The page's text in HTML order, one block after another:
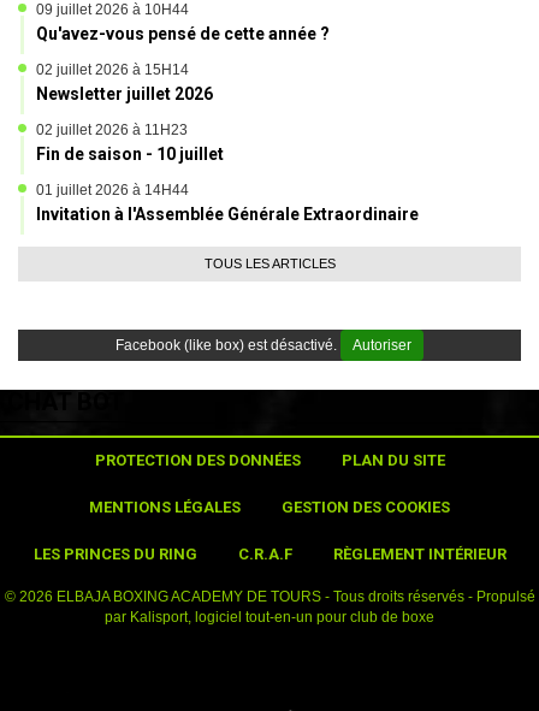
09 juillet 2026 à 10H44
Qu'avez-vous pensé de cette année ?
02 juillet 2026 à 15H14
Newsletter juillet 2026
02 juillet 2026 à 11H23
Fin de saison - 10 juillet
01 juillet 2026 à 14H44
Invitation à l'Assemblée Générale Extraordinaire
TOUS LES ARTICLES
Facebook (like box) est désactivé. Autoriser
PROTECTION DES DONNÉES PLAN DU SITE
MENTIONS LÉGALES GESTION DES COOKIES
LES PRINCES DU RING C.R.A.F RÈGLEMENT INTÉRIEUR
© 2026 ELBAJA BOXING ACADEMY DE TOURS - Tous droits réservés - Propulsé
par Kalisport, logiciel tout-en-un pour club de boxe